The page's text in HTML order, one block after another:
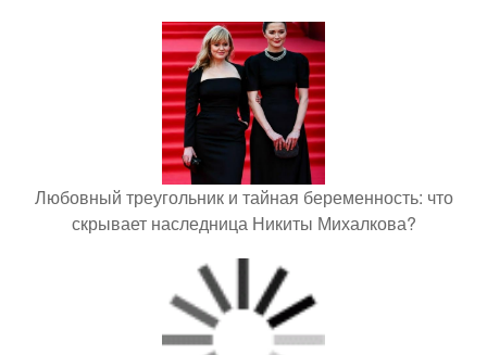
Любовный треугольник и тайная беременность: что
скрывает наследница Никиты Михалкова?